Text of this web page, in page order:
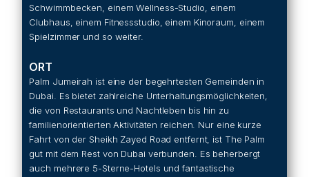
Schwimmbecken, einem Wellness-Studio, einem
Clubhaus, einem Fitnessstudio, einem Kinoraum, einem
Spielzimmer und so weiter.
ORT
Palm Jumeirah ist eine der begehrtesten Gemeinden in
Dubai. Es bietet zahlreiche Unterhaltungsmöglichkeiten,
die von Restaurants und Nachtleben bis hin zu
familienorientierten Aktivitäten reichen. Nur eine kurze
Fahrt von der Sheikh Zayed Road entfernt, ist The Palm
gut mit dem Rest von Dubai verbunden. Es beherbergt
auch mehrere 5-Sterne-Hotels und fantastische